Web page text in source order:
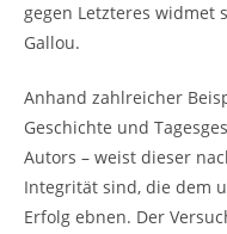
gegen Letzteres widmet
Gallou.
Anhand zahlreicher
Geschichte und
Autors – weist dieser
Integrität sind, die dem
Erfolg ebnen. Der